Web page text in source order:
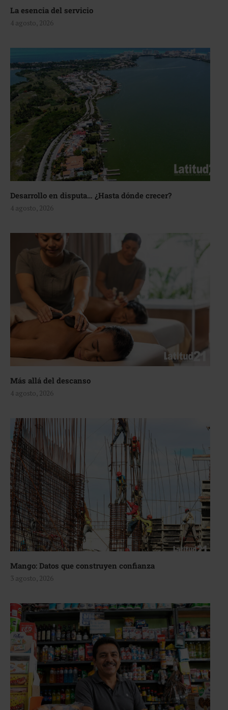
La esencia del servicio
4 agosto, 2026
Desarrollo en disputa… ¿Hasta dónde crecer?
4 agosto, 2026
Más allá del descanso
4 agosto, 2026
Mango: Datos que construyen confianza
3 agosto, 2026